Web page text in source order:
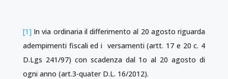
[1] In via ordinaria il differimento al 20 agosto riguarda
adempimenti fiscali ed i versamenti (artt. 17 e 20 c. 4
D.Lgs 241/97) con scadenza dal 1o al 20 agosto di
ogni anno (art.3-quater D.L. 16/2012).